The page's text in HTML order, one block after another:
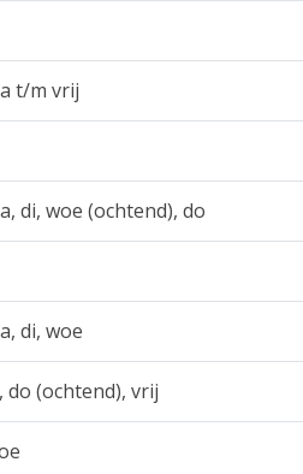
t/m vrij
di, woe (ochtend), do
di, woe
do (ochtend), vrij